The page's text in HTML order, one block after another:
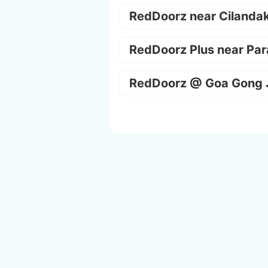
RedDoorz near
RedDoorz Plus near
RedDoorz @ Goa